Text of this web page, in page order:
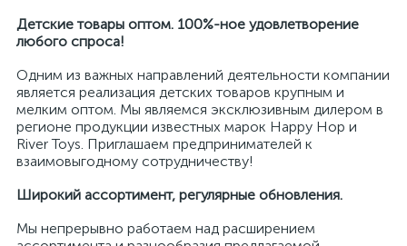
Детские товары оптом. 100%-ное удовлетворение
любого спроса!
Одним из важных направлений деятельности компании
является реализация детских товаров крупным и
мелким оптом. Мы являемся эксклюзивным дилером в
регионе продукции известных марок Happy Hop и
River Toys. Приглашаем предпринимателей к
взаимовыгодному сотрудничеству!
Широкий ассортимент, регулярные обновления.
Мы непрерывно работаем над расширением